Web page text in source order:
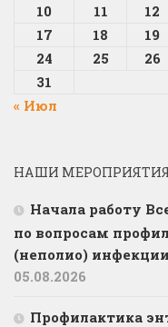
10
11 12
17
18 19
24
25 26
31
« Июл
НАШИ
Начала работу
по вопросам
(неполио) инфекции
05.08.2026
Профилактика